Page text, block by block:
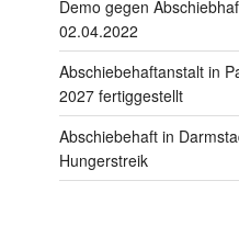
Demo gegen
02.04.2022
Abschiebehaftanstalt in
2027 fertiggestellt
Abschiebehaft in
Hungerstreik